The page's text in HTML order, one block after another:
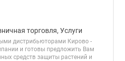
торговля, Услуги
дистрибьюторами Кирово -
и готовы предложить Вам
средств защиты растений и